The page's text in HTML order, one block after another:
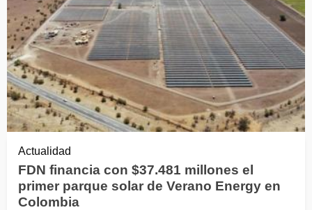
Actualidad
FDN financia con $37.481 millones el
primer parque solar de Verano Energy en
Colombia